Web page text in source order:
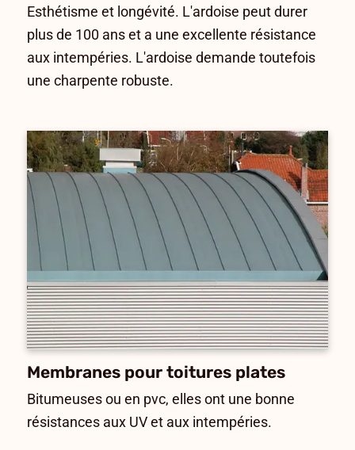
Esthétisme et longévité. L'ardoise peut durer
plus de 100 ans et a une excellente résistance
aux intempéries. L'ardoise demande toutefois
une charpente robuste.
Membranes pour toitures plates
Bitumeuses ou en pvc, elles ont une bonne
résistances aux UV et aux intempéries.